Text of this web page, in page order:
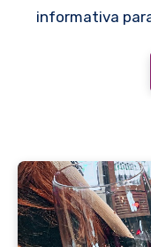
informativa